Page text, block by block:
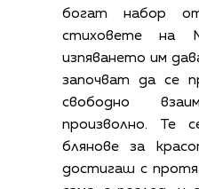
богат набор
стиховете на
изпяването им
започват да се
свободно
произволно. Те
блянове за
достигаш с